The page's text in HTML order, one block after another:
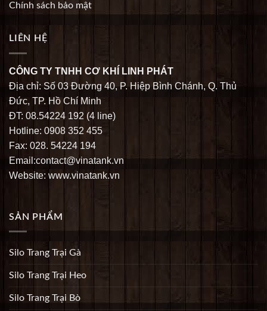
Chính sách bảo mật
LIÊN HỆ
CÔNG TY TNHH CƠ KHÍ LINH PHÁT
Địa chỉ: Số 03 Đường 40, P. Hiệp Bình Chánh, Q. Thủ
Đức, TP. Hồ Chí Minh
ĐT: 08.54224 192 (4 line)
Hotline: 0908 352 455
Fax: 028. 54224 194
Email:contact@vinatank.vn
Website: www.vinatank.vn
SẢN PHẨM
Silo Trang Trại Gà
Silo Trang Trại Heo
Silo Trang Trại Bò